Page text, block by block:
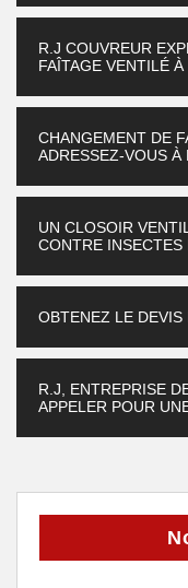
R.J COUVREUR
FAÎTAGE VENTILÉ À
CHANGEMENT DE
ADRESSEZ-VOUS À
UN CLOSOIR
CONTRE INSECTES
OBTENEZ LE DEVIS
R.J, ENTREPRISE
APPELER POUR